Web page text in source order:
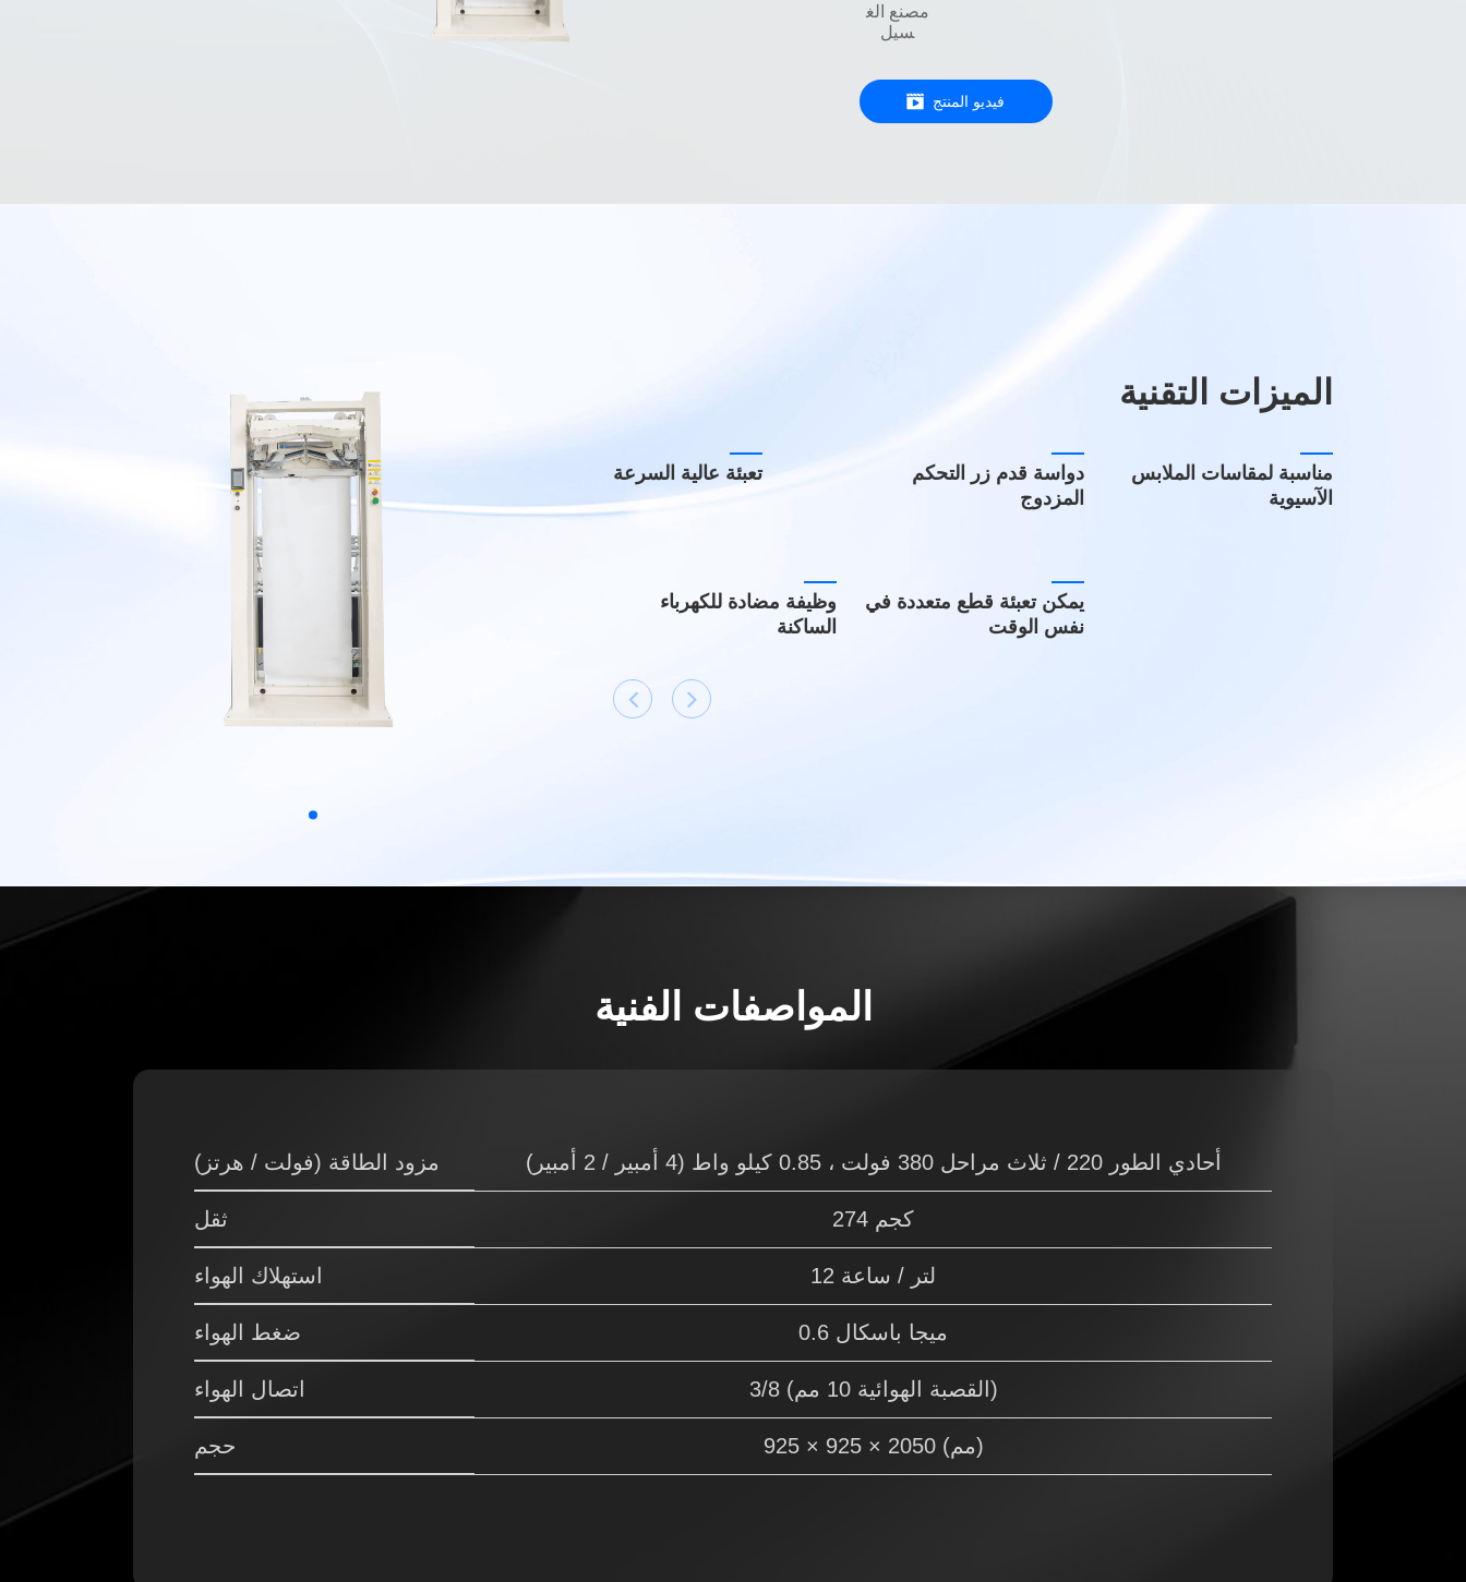
سلسلة STPP يجف ويغسل
مصنع الغ
سيل
فيديو المنتج
الميزات التقنية
تعبئة عالية السرعة
دواسة قدم زر التحكم
المزدوج
مناسبة لمقاسات الملابس
الآسيوية
وظيفة مضادة للكهرباء
الساكنة
يمكن تعبئة قطع متعددة في
نفس الوقت
المواصفات الفنية
مزود الطاقة (فولت / هرتز) أحادي الطور 220 / ثلاث مراحل 380 فولت ، 0.85 كيلو واط (4 أمبير / 2 أمبير)
ثقل 274 كجم
استهلاك الهواء 12 لتر / ساعة
ضغط الهواء 0.6 ميجا باسكال
اتصال الهواء 3/8 (القصبة الهوائية 10 مم)
حجم 925 × 925 × 2050 (مم)